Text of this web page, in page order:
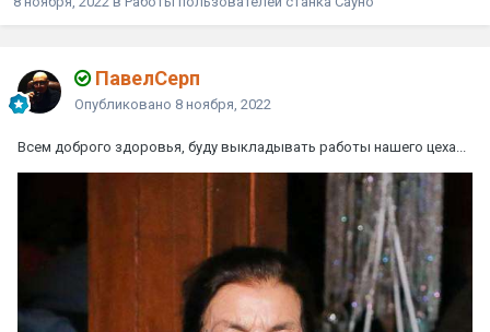
ПавелСерп
Опубликовано 8 ноября, 2022
Всем доброго здоровья, буду выкладывать работы нашего цеха...